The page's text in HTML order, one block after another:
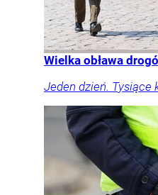
Wielka obława
Jeden dzień. Tysiące